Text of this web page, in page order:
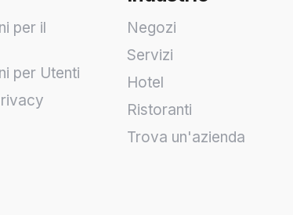
per il
per Utenti
Negozi
Servizi
Hotel
Ristoranti
Trova un'azienda